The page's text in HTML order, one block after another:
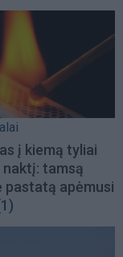
į kiemą tyliai
tamsą
pastatą apėmusi